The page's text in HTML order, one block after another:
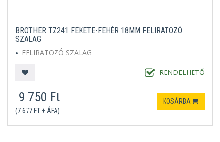
BROTHER TZ241 FEKETE-FEHÉR 18MM FELIRATOZÓ
SZALAG
FELIRATOZÓ SZALAG
RENDELHETŐ
9 750 Ft
(7 677 FT + ÁFA)
KOSÁRBA